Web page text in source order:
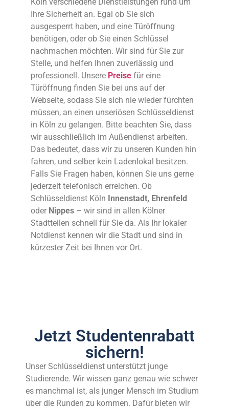
Ihre Sicherheit an. Egal ob Sie sich
ausgesperrt haben, und eine Türöffnung
benötigen, oder ob Sie einen Schlüssel
nachmachen möchten. Wir sind für Sie zur
Stelle, und helfen Ihnen zuverlässig und
professionell. Unsere Preise für eine
Türöffnung finden Sie bei uns auf der
Webseite, sodass Sie sich nie wieder fürchten
müssen, an einen unseriösen Schlüsseldienst
in Köln zu gelangen. Bitte beachten Sie, dass
wir ausschließlich im Außendienst arbeiten.
Das bedeutet, dass wir zu unseren Kunden hin
fahren, und selber kein Ladenlokal besitzen.
Falls Sie Fragen haben, können Sie uns gerne
jederzeit telefonisch erreichen. Ob
Schlüsseldienst Köln Innenstadt, Ehrenfeld
oder Nippes – wir sind in allen Kölner
Stadtteilen schnell für Sie da. Als Ihr lokaler
Notdienst kennen wir die Stadt und sind in
kürzester Zeit bei Ihnen vor Ort.
Jetzt Studentenrabatt
sichern!
Unser Schlüsseldienst unterstützt junge
Studierende. Wir wissen ganz genau wie schwer
es manchmal ist, als junger Mensch im Studium
über die Runden zu kommen. Dafür bieten wir